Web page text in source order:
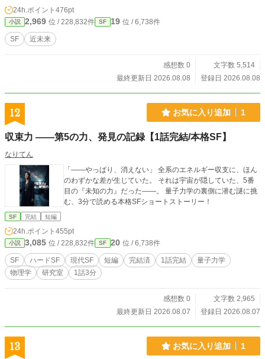
24h.ポイント 476pt
小説 2,969 位 / 228,832件 SF 19 位 / 6,738件
SF 近未来
感想数 0
文字数 5,514
最終更新日 2026.08.08
登録日 2026.08.08
12 お気に入り追加 1
収束力 ――第5の力、発見の記録【1話完結/本格SF】
なりてん
「――やっぱり、消えない」 全系のエネルギー収支に、ほん
のわずかな差が生じていた。 それは宇宙が隠していた、5番
目の『未知の力』だった――。 量子力学の裏側に潜む謎に挑
む、3分で読める本格SFショートストーリー！
SF 完結 短編
24h.ポイント 455pt
小説 3,085 位 / 228,832件 SF 20 位 / 6,738件
SF ハードSF 現代SF 短編 完結済 1話完結
量子力学
物理学
研究室 1話3分
感想数 0
文字数 2,965
最終更新日 2026.08.07
登録日 2026.08.07
13 お気に入り追加 1